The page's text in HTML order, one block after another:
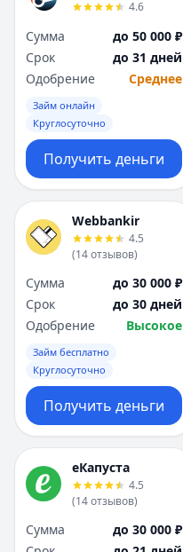
4.6
Сумма
до 50 000 ₽
Срок
до 31 дней
Одобрение
Среднее
Займ онлайн
Круглосуточно
Получить деньги
Webbankir
4.5
(14отзывов)
Сумма
до 30 000 ₽
Срок
до 30 дней
Одобрение
Высокое
Займ бесплатно
Круглосуточно
Получить деньги
еКапуста
4.5
(14отзывов)
Сумма
до 30 000 ₽